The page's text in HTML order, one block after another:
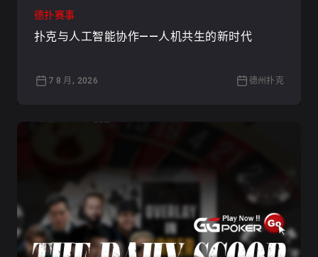
德扑赛事
扑克与人工智能协作——人机共生的新时代
7 8 月, 2026 德州扑克